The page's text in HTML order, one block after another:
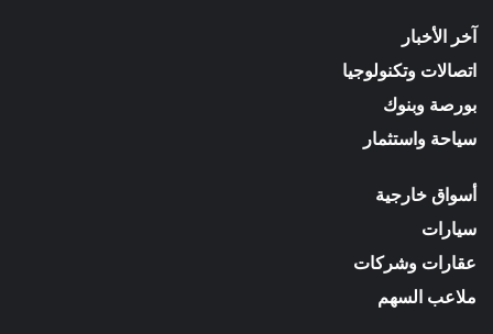
آخر الأخبار
اتصالات وتكنولوجيا
بورصة وبنوك
سياحة واستثمار
أسواق خارجية
سيارات
عقارات وشركات
ملاعب السهم